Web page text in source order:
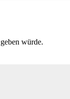
würde.